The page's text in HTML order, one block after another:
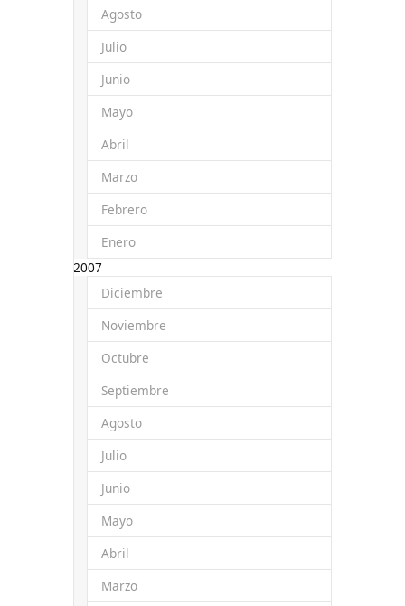
Agosto
Julio
Junio
Mayo
Abril
Marzo
Febrero
Enero
2007
Diciembre
Noviembre
Octubre
Septiembre
Agosto
Julio
Junio
Mayo
Abril
Marzo